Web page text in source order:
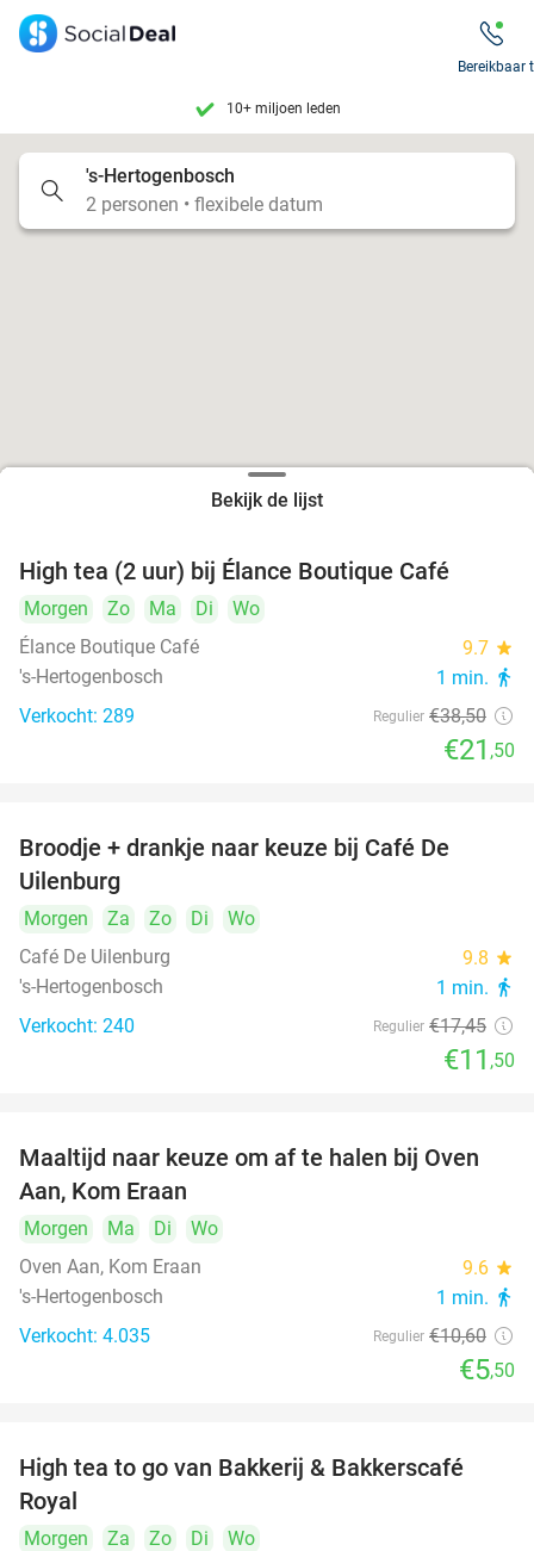
Tot wel 70% korting op uit eten
Bereikbaar
's-Hertogenbosch
2 personen • flexibele datum
Bekijk de lijst
High tea (2 uur) bij Élance Boutique Café
Morgen Zo Ma Di
Wo
Élance Boutique Café
9.7 star
's-Hertogenbosch 1 min. directions_walk
Verkocht: 289 Regulier €38,50
€21 ,50
Broodje + drankje naar keuze bij Café De
Uilenburg
Morgen Za Zo Di
Wo
Café De Uilenburg
9.8 star
's-Hertogenbosch 1 min. directions_walk
Verkocht: 240 Regulier €17,45
€11 ,50
48%
Maaltijd naar keuze om af te halen bij Oven
Aan, Kom Eraan
Morgen Ma Di
Wo
Oven Aan, Kom Eraan
9.6 star
's-Hertogenbosch 1 min. directions_walk
Verkocht: 4.035 Regulier €10,60
€5,50
40%
High tea to go van Bakkerij & Bakkerscafé
Royal
Morgen Za Zo Di
Wo